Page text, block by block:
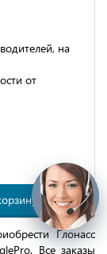
Глонасс
Все заказы
на
от